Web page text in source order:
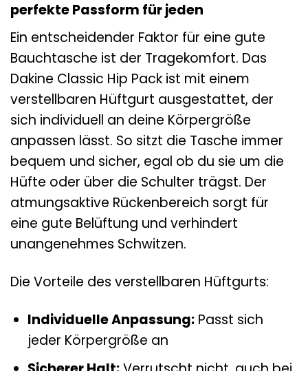
perfekte Passform für jeden
Ein entscheidender Faktor für eine gute
Bauchtasche ist der Tragekomfort. Das
Dakine Classic Hip Pack ist mit einem
verstellbaren Hüftgurt ausgestattet, der
sich individuell an deine Körpergröße
anpassen lässt. So sitzt die Tasche immer
bequem und sicher, egal ob du sie um die
Hüfte oder über die Schulter trägst. Der
atmungsaktive Rückenbereich sorgt für
eine gute Belüftung und verhindert
unangenehmes Schwitzen.
Die Vorteile des verstellbaren Hüftgurts:
Individuelle Anpassung:Passt sich
jeder Körpergröße an